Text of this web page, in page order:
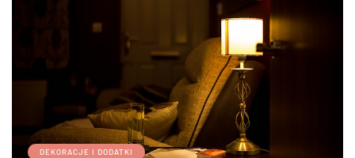
DEKORACJE I DODATKI